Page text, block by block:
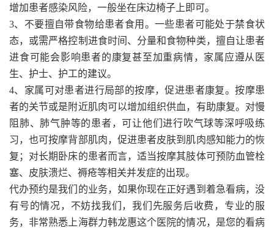
增加患者感染风险，一般坐在床边椅子上即可。
3、不要擅自带食物给患者食用。一些患者可能处于禁食状
态，或需严格控制进食时间、分量和食物种类，擅自让患者
进食可能会影响患者的康复甚至加重病情，家属应遵从医
生、护士、护工的建议。
4、家属可对患者进行局部的按摩，促进患者康复。按摩患
者的关节或是附近肌肉可以增加组织供血，有助康复。对慢
阻肺、肺气肿等的患者，可让他们进行吹气球等深呼吸练
习，也可按摩背部肌肉，促进患者皮肤到肌肉感知能力的恢
复；对长期卧床的患者而言，适当按摩其肢体可预防血管栓
塞、皮肤溃烂、褥疮等相关并发症的出现。
代办预约是我们的业务，如果你现在正好遇到着急看病，没
有号的情况，不妨找我们，我们先服务后收费，专业的服
务，非常熟悉上海群力韩龙惠这个医院的情况，是您的看病